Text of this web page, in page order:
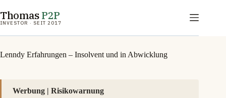
Inhalt
springen
ThomasP2P
INVESTOR · SEIT 2017
Lenndy Erfahrungen – Insolvent und in Abwicklung
Werbung | Risikowarnung